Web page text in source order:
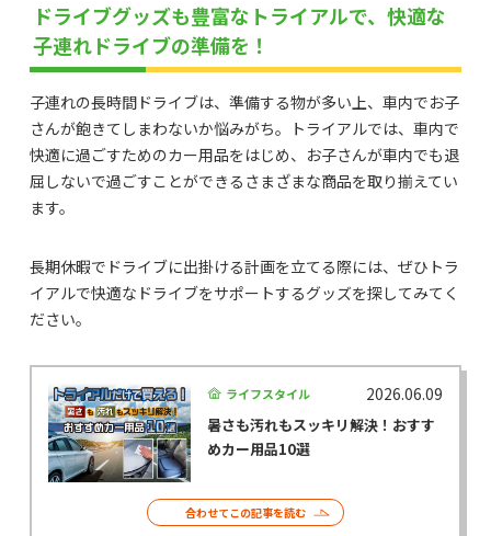
ドライブグッズも豊富なトライアルで、快適な
子連れドライブの準備を！
子連れの長時間ドライブは、準備する物が多い上、車内でお子
さんが飽きてしまわないか悩みがち。トライアルでは、車内で
快適に過ごすためのカー用品をはじめ、お子さんが車内でも退
屈しないで過ごすことができるさまざまな商品を取り揃えてい
ます。
長期休暇でドライブに出掛ける計画を立てる際には、ぜひトラ
イアルで快適なドライブをサポートするグッズを探してみてく
ださい。
ライフスタイル 2026.06.09
暑さも汚れもスッキリ解決！おすす
めカー用品10選
合わせてこの記事を読む